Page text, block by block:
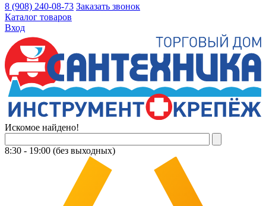
8 (908) 240-08-73 Заказать звонок
Каталог товаров
Вход
Искомое найдено!
8:30 - 19:00 (без выходных)